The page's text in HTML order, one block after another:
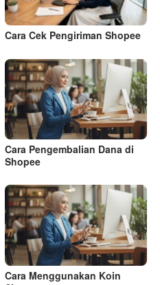
Cara Cek Pengiriman Shopee
Cara Pengembalian Dana di
Shopee
Cara Menggunakan Koin